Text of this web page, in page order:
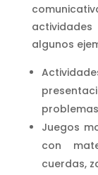
actividades
algunos
Juegos
con
cuerdas,